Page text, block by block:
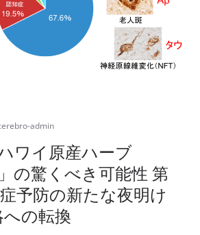
admin
ワイ原産ハーブ
の驚くべき可能性 第
予防の新たな夜明け
の転換